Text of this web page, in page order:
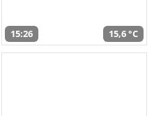
15:26 15,6 °C